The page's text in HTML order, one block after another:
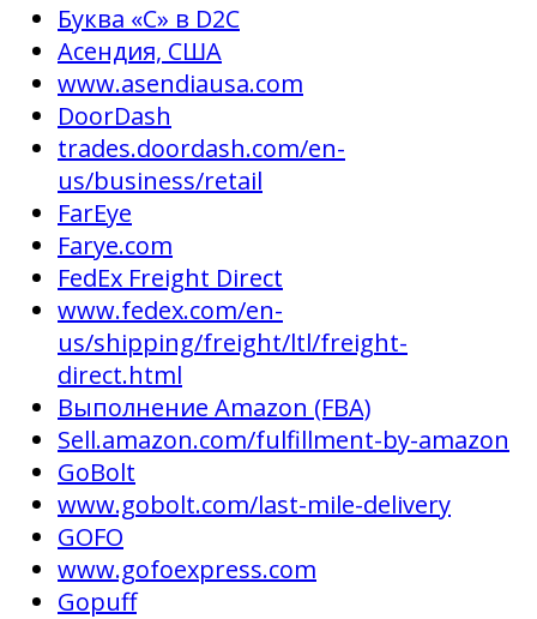
Буква «C» в D2C
Асендия, США
www.asendiausa.com
DoorDash
trades.doordash.com/en-
us/business/retail
FarEye
Farye.com
FedEx Freight Direct
www.fedex.com/en-
us/shipping/freight/ltl/freight-
direct.html
Выполнение Amazon (FBA)
Sell.amazon.com/fulfillment-by-amazon
GoBolt
www.gobolt.com/last-mile-delivery
GOFO
www.gofoexpress.com
Gopuff